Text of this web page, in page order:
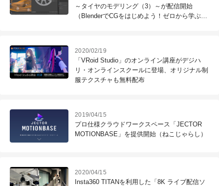
～タイヤのモデリング（3）～が配信開始
（BlenderでCGをはじめよう！ゼロから学ぶ
2020/02/19
「VRoid Studio」のオンライン講座がデジハ
リ・オンラインスクールに登場、オリジナル制
服テクスチャも無料配布
2019/04/15
プロ仕様クラウドワークスペース「JECTOR
MOTIONBASE」を提供開始（ねこじゃらし）
2020/04/15
Insta360 TITANを利用した「8K ライブ配信ソ